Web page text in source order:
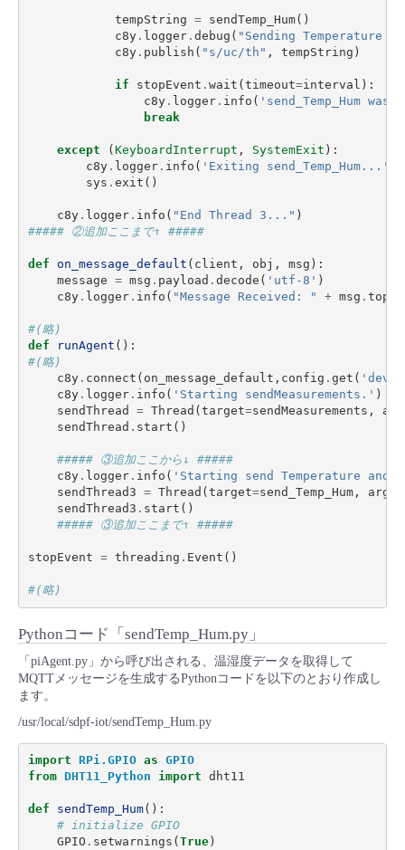
tempString = sendTemp_Hum()
c8y. logger. debug ( "Sending Temperature
c8y. publish ( "s/uc/th" , tempString )
if stopEvent . wait ( timeout=interval ):
c8y. logger. info ( 'send_Temp_Hum
break
except ( KeyboardInterrupt , SystemExit ):
c8y. logger. info ( 'Exiting send_Temp_Hum...'
sys . exit ()
c8y. logger. info ( "End Thread 3..." )
##### ②追加ここまで↑ #####
def on_message_default ( client , obj , msg ):
message = msg . payload . decode ( 'utf-8' )
c8y. logger. info ( "Message Received: " + msg . topic
#(略)
def
runAgent ():
#(略)
c8y. connect ( on_message_default , config . get (
c8y. logger. info ( 'Starting sendMeasurements.' )
sendThread
= Thread ( target=sendMeasurements ,
sendThread . start ()
##### ③追加ここから↓ #####
c8y. logger. info ( 'Starting send Temperature and
sendThread3 = Thread ( target=send_Temp_Hum, args
sendThread3 . start ()
##### ③追加ここまで↑ #####
stopEvent = threading . Event ()
#(略)
Pythonコード「sendTemp_Hum.py」
「piAgent.py」から呼び出される、温湿度データを取得して
MQTTメッセージを生成するPythonコードを以下のとおり作成し
ます。
/usr/local/sdpf-iot/sendTemp_Hum.py
import RPi.GPIO as GPIO
from DHT11_Python import dht11
def sendTemp_Hum():
# initialize GPIO
GPIO . setwarnings ( True)